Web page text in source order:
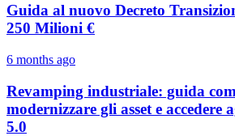
Guida al nuovo Decreto
250 Milioni €
6 months ago
Revamping industriale: guida
modernizzare gli asset e accedere
5.0